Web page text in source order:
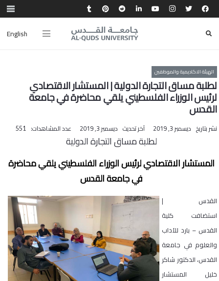
English
الهيئة الاكاديمية والموظفين
لطلبة مساق التجارة الدولية | المستشار الاقتصادي
لرئيس الوزراء الفلسطيني يلقي محاضرة في جامعة
القدس
نشر بتاريخ ديسمبر 3, 2019 آخر تحديث ديسمبر 3, 2019 عدد المشاهدات: 551
لطلبة مساق التجارة الدولية
المستشار الاقتصادي لرئيس الوزراء الفلسطيني يلقي محاضرة
في جامعة القدس
القدس |
استضافت كلية
القدس – بارد للآداب
والعلوم في جامعة
القدس، الدكتور شاكر
خليل المستشار